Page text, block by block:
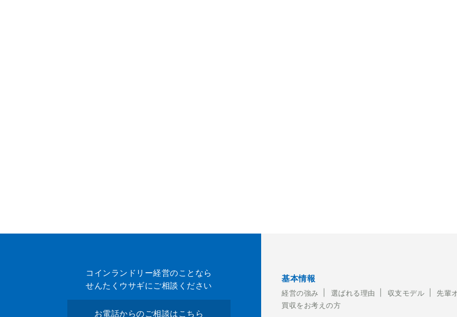
コインランドリー経営のことなら
せんたくウサギにご相談ください
お電話からのご相談はこちら
基本情報
経営の強み 選ばれる理由 収支モデル 先輩
買収をお考えの方